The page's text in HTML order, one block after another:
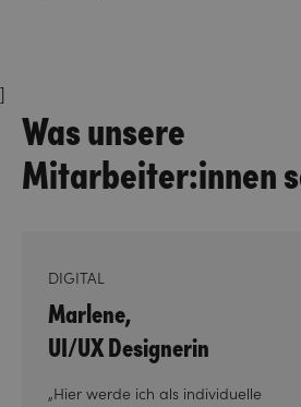
]
Was unsere
Mitarbeiter:innen
DIGITAL
Marlene,
UI/UX Designerin
„Hier werde ich als individuelle